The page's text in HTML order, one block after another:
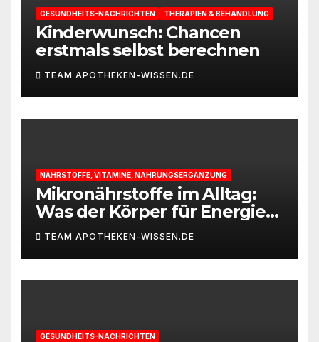
GESUNDHEITS-NACHRICHTEN THERAPIEN & BEHANDLUNG
Kinderwunsch: Chancen
erstmals selbst berechnen
TEAM APOTHEKEN-WISSEN.DE
NÄHRSTOFFE, VITAMINE, NAHRUNGSERGÄNZUNG
Mikronährstoffe im Alltag:
Was der Körper für Energie
und Leistungsfähigkeit
braucht
TEAM APOTHEKEN-WISSEN.DE
GESUNDHEITS-NACHRICHTEN